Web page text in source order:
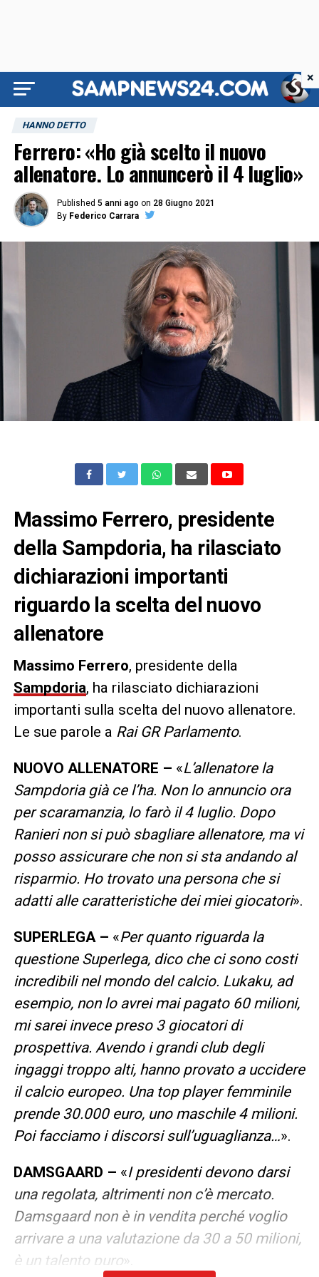
HANNO DETTO
Ferrero: «Ho già scelto il nuovo
allenatore. Lo annuncerò il 4 luglio»
Published 5 anni ago on 28 Giugno 2021
By Federico Carrara
Massimo Ferrero, presidente
della Sampdoria, ha rilasciato
dichiarazioni importanti
riguardo la scelta del nuovo
allenatore
Massimo Ferrero, presidente della
Sampdoria, ha rilasciato dichiarazioni
importanti sulla scelta del nuovo allenatore.
Le sue parole a Rai GR Parlamento.
NUOVO ALLENATORE – «L’allenatore la
Sampdoria già ce l’ha. Non lo annuncio ora
per scaramanzia, lo farò il 4 luglio. Dopo
Ranieri non si può sbagliare allenatore, ma vi
posso assicurare che non si sta andando al
risparmio. Ho trovato una persona che si
adatti alle caratteristiche dei miei giocatori».
SUPERLEGA – «Per quanto riguarda la
questione Superlega, dico che ci sono costi
incredibili nel mondo del calcio. Lukaku, ad
esempio, non lo avrei mai pagato 60 milioni,
mi sarei invece preso 3 giocatori di
prospettiva. Avendo i grandi club degli
ingaggi troppo alti, hanno provato a uccidere
il calcio europeo. Una top player femminile
prende 30.000 euro, uno maschile 4 milioni.
Poi facciamo i discorsi sull’uguaglianza…».
DAMSGAARD – «I presidenti devono darsi
una regolata, altrimenti non c’è mercato.
Damsgaard non è in vendita perché voglio
arrivare a una valutazione da 30 a 50 milioni,
è un talento puro».
×